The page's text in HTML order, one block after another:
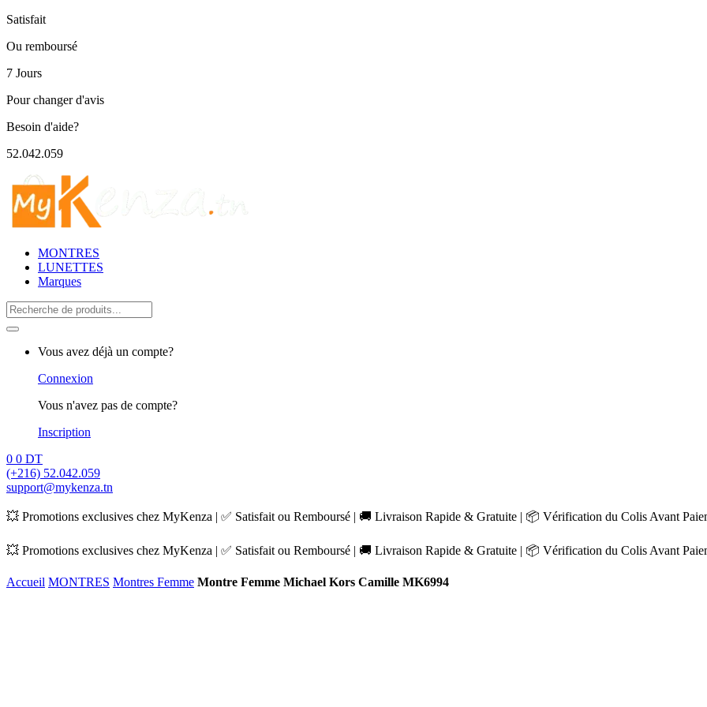
Satisfait
Ou remboursé
7 Jours
Pour changer d'avis
Besoin d'aide?
52.042.059
MONTRES
LUNETTES
Marques
Search
for:
Vous avez déjà un compte?
Connexion
Vous n'avez pas de compte?
Inscription
0 0 DT
(+216) 52.042.059
support@mykenza.tn
💥 Promotions exclusives chez MyKenza | ✅ Satisfait ou Remboursé | 🚚 Livraison Rapide & Gratuite | 📦 Vérification du Colis Avant
💥 Promotions exclusives chez MyKenza | ✅ Satisfait ou Remboursé | 🚚 Livraison Rapide & Gratuite | 📦 Vérification du Colis Avant
Accueil MONTRES Montres Femme Montre Femme Michael Kors Camille MK6994